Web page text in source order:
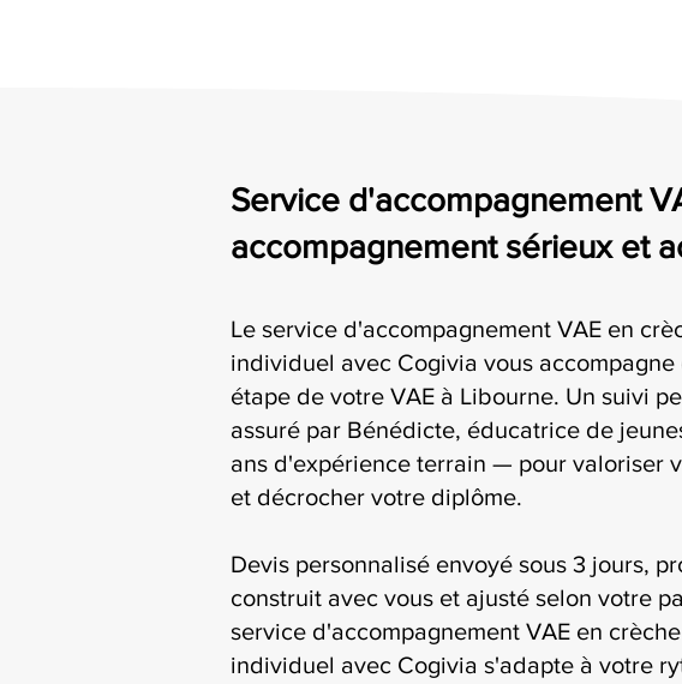
Service d'accompagnement
accompagnement sérieux et
Le service d'accompagnement VAE en
individuel avec Cogivia vous accompagne
étape de votre VAE à Libourne. Un suivi
assuré par Bénédicte, éducatrice de
ans d'expérience terrain — pour valoriser
et décrocher votre diplôme.
Devis personnalisé envoyé sous 3 jours,
construit avec vous et ajusté selon votre
service d'accompagnement VAE en
individuel avec Cogivia s'adapte à votre